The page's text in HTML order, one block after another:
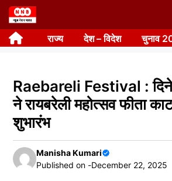
Skip
to
content राज्य देश – विदेश चुनाव
Raebareli Festival :
ने रायबरेली महोत्सव फीता
शुभारंभ
Manisha Kumari
Published on -December 22, 2025